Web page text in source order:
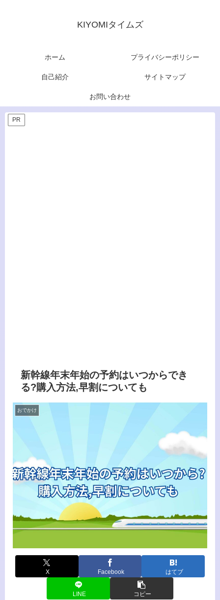
KIYOMIタイムズ
ホーム プライバシーポリシー
自己紹介 サイトマップ
お問い合わせ
PR
新幹線年末年始の予約はいつからでき
る?購入方法,早割についても
おでかけ
X Facebook はてブ
LINE コピー